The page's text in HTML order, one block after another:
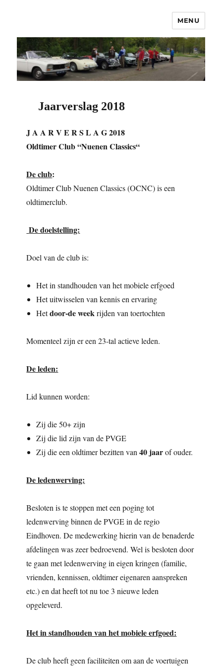
OCNC – Oldtimer Club Nuenen
Classics
MENU
Jaarverslag 2018
J A A R V E R S L A G 2018
Oldtimer Club “Nuenen Classics“
De club:
Oldtimer Club Nuenen Classics (OCNC) is een
oldtimerclub.
De doelstelling:
Doel van de club is:
Het in standhouden van het mobiele erfgoed
Het uitwisselen van kennis en ervaring
Hetdoor-de weekrijden van toertochten
Momenteel zijn er een 23-tal actieve leden.
De leden:
Lid kunnen worden:
Zij die 50+ zijn
Zij die lid zijn van de PVGE
Zij die een oldtimer bezitten van40 jaarof ouder.
De ledenwerving:
Besloten is te stoppen met een poging tot
ledenwerving binnen de PVGE in de regio
Eindhoven. De medewerking hierin van de benaderde
afdelingen was zeer bedroevend. Wel is besloten door
te gaan met ledenwerving in eigen kringen (familie,
vrienden, kennissen, oldtimer eigenaren aanspreken
etc.) en dat heeft tot nu toe 3 nieuwe leden
opgeleverd.
Het in standhouden van het mobiele erfgoed:
De club heeft geen faciliteiten om aan de voertuigen